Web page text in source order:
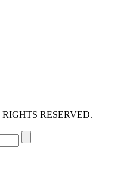
RESERVED.